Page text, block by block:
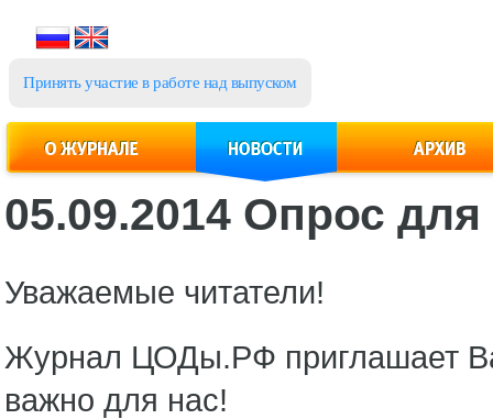
Принять участие в работе над выпуском
05.09.2014 Опрос
Уважаемые читатели!
Журнал ЦОДы.РФ приглашает
важно для нас!